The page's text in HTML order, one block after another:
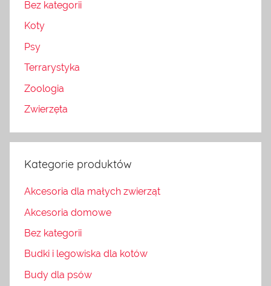
Bez kategorii
Koty
Psy
Terrarystyka
Zoologia
Zwierzęta
Kategorie produktów
Akcesoria dla małych zwierząt
Akcesoria domowe
Bez kategorii
Budki i legowiska dla kotów
Budy dla psów